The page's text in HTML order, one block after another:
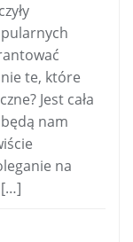
te, które
Jest cała
nam
na
[…]